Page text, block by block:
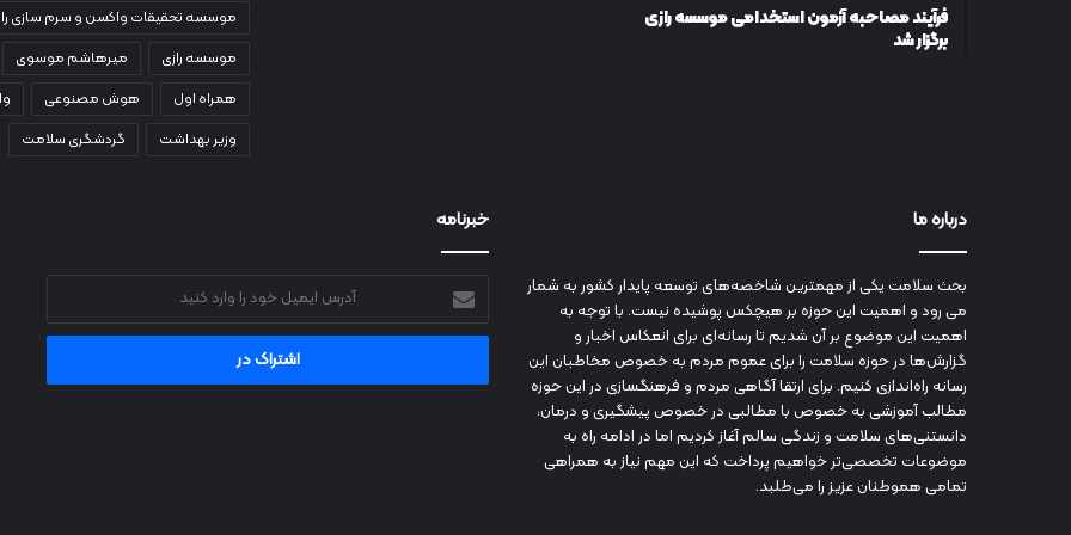
فرآیند مصاحبه آزمون استخدامی موسسه رازی
برگزار شد
موسسه تحقیقات واکسن و سرم سازی
موسسه رازی
میرهاشم موسوی
همراه اول
هوش مصنوعی
وزیر بهداشت
گردشگری سلامت
درباره ما
بحث سلامت یکی از مهمترین شاخصه‌های توسعه پایدار کشور به شمار
می رود و اهمیت این حوزه بر هیچکس پوشیده نیست. با توجه به
اهمیت این موضوع بر آن شدیم تا رسانه‌ای برای انعکاس اخبار و
گزارش‌ها در حوزه سلامت را برای عموم مردم به خصوص مخاطبان این
رسانه راه‌اندازی کنیم. برای ارتقا آگاهی مردم و فرهنگسازی در این حوزه
مطالب آموزشی به خصوص با مطالبی در خصوص پیشگیری و درمان،
دانستنی‌های سلامت و زندگی سالم آغاز کردیم اما در ادامه راه به
موضوعات تخصصی‌تر خواهیم پرداخت که این مهم نیاز به همراهی
تمامی هموطنان عزیز را می‌طلبد.
خبرنامه
آدرس
ایمیل
خود
وارد